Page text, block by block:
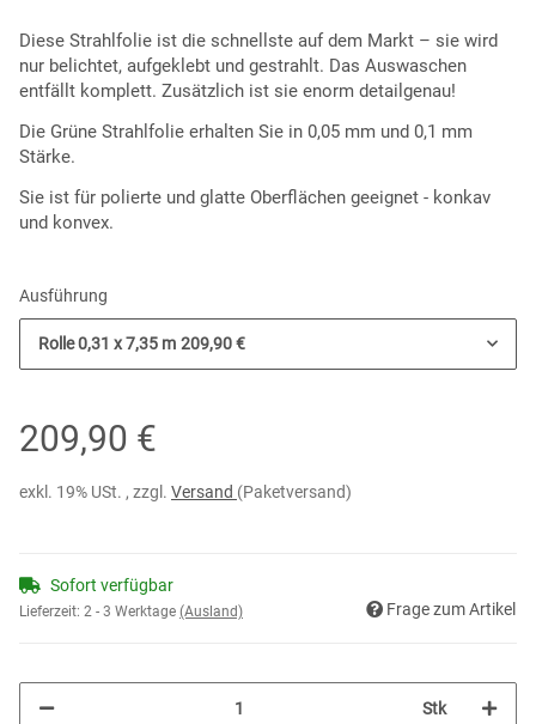
Diese Strahlfolie ist die schnellste auf dem Markt – sie wird
nur belichtet, aufgeklebt und gestrahlt. Das Auswaschen
entfällt komplett. Zusätzlich ist sie enorm detailgenau!
Die Grüne Strahlfolie erhalten Sie in 0,05 mm und 0,1 mm
Stärke.
Sie ist für polierte und glatte Oberflächen geeignet - konkav
und konvex.
Ausführung
Rolle 0,31 x 7,35 m 209,90 €
209,90 €
exkl. 19% USt. , zzgl. Versand (Paketversand)
Sofort verfügbar
Lieferzeit: 2 - 3 Werktage (Ausland) Frage zum Artikel
Stk